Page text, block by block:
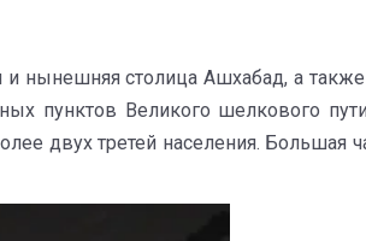
нынешняя столица Ашхабад, а
пунктов Великого шелкового
двух третей населения. Большая